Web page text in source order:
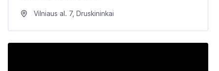
Vilniaus al. 7, Druskininkai